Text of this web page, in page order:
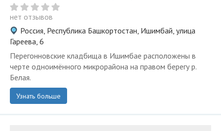
нет отзывов
Россия, Республика Башкортостан, Ишимбай, улица
Гареева, 6
Перегонновские кладбища в Ишимбае расположены в
черте одноимённого микрорайона на правом берегу р.
Белая.
Узнать больше